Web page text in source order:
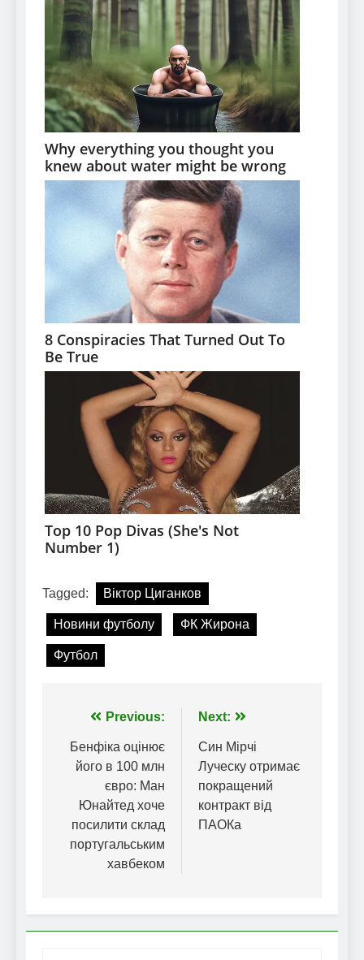
Tagged: Віктор Циганков
Новини футболу ФК Жирона
Футбол
Навігація
записів
Previous:
Бенфіка оцінює
його в 100 млн
євро: Ман
Юнайтед хоче
посилити склад
португальським
хавбеком
Next:
Син Мірчі
Луческу отримає
покращений
контракт від
ПАОКа